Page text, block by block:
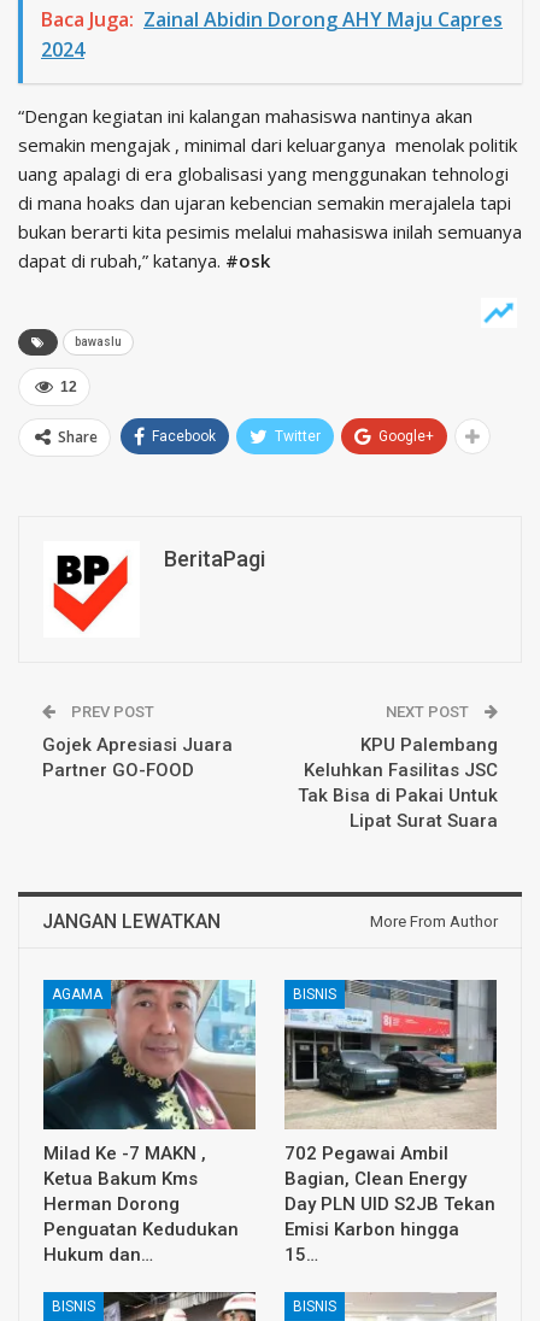
Baca Juga: Zainal Abidin Dorong AHY Maju Capres
2024
“Dengan kegiatan ini kalangan mahasiswa nantinya akan
semakin mengajak , minimal dari keluarganya menolak politik
uang apalagi di era globalisasi yang menggunakan tehnologi
di mana hoaks dan ujaran kebencian semakin merajalela tapi
bukan berarti kita pesimis melalui mahasiswa inilah semuanya
dapat di rubah,” katanya. #osk
bawaslu
12
Share Facebook Twitter Google+
BeritaPagi
PREV POST
Gojek Apresiasi Juara
Partner GO-FOOD
NEXT POST
KPU Palembang
Keluhkan Fasilitas JSC
Tak Bisa di Pakai Untuk
Lipat Surat Suara
JANGAN LEWATKAN More From Author
AGAMA
Milad Ke -7 MAKN ,
Ketua Bakum Kms
Herman Dorong
Penguatan Kedudukan
Hukum dan…
BISNIS
702 Pegawai Ambil
Bagian, Clean Energy
Day PLN UID S2JB Tekan
Emisi Karbon hingga
15…
BISNIS BISNIS